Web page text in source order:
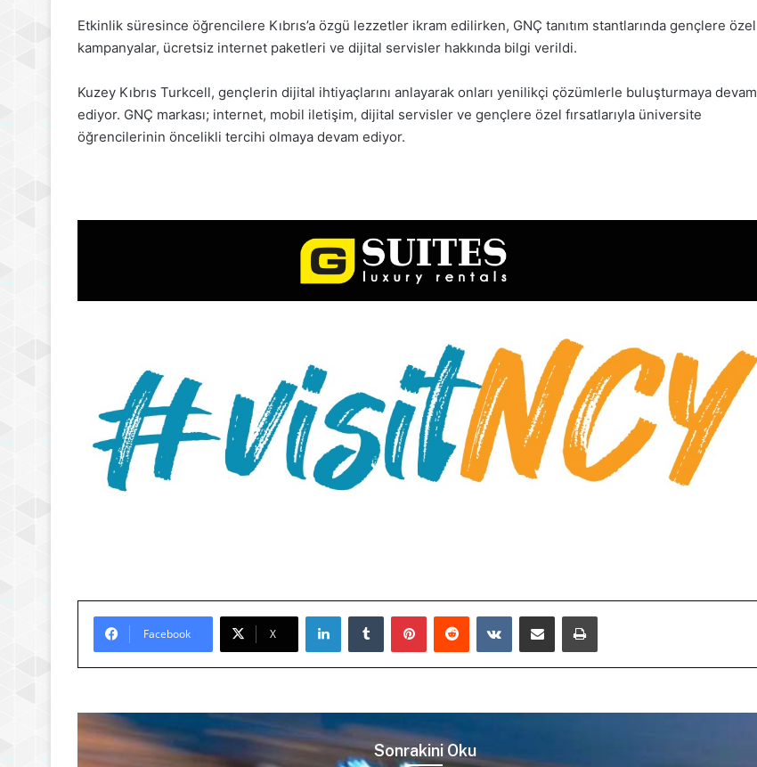
Etkinlik süresince öğrencilere Kıbrıs’a özgü lezzetler ikram edilirken, GNÇ tanıtım stantlarında gençlere özel
kampanyalar, ücretsiz internet paketleri ve dijital servisler hakkında bilgi verildi.
Kuzey Kıbrıs Turkcell, gençlerin dijital ihtiyaçlarını anlayarak onları yenilikçi çözümlerle buluşturmaya devam
ediyor. GNÇ markası; internet, mobil iletişim, dijital servisler ve gençlere özel fırsatlarıyla üniversite
öğrencilerinin öncelikli tercihi olmaya devam ediyor.
Facebook X
LinkedInTumblr PinterestReddit VKontakteE-Posta ile paylaş Yazdır
Sonrakini Oku